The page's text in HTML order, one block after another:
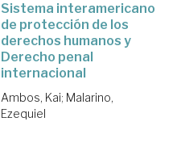
Sistema interamericano
de protección de los
derechos humanos y
Derecho penal
internacional
Ambos, Kai; Malarino,
Ezequiel